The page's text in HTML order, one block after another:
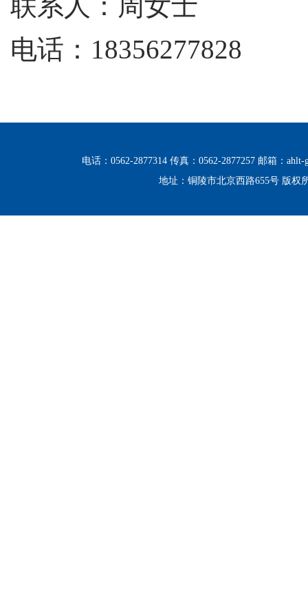
电话： 18356277828
电话：0562-2877314 传真：0562-2877257 邮箱：
地址：铜陵市北京西路655号 版权